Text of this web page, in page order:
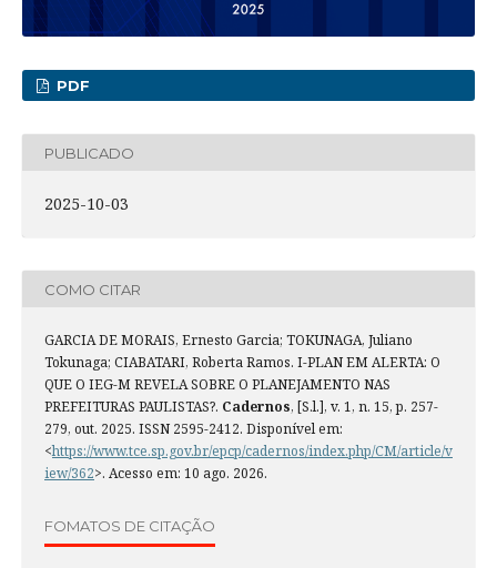
PDF
PUBLICADO
2025-10-03
COMO CITAR
GARCIA DE MORAIS, Ernesto Garcia; TOKUNAGA, Juliano
Tokunaga; CIABATARI, Roberta Ramos. I-PLAN EM ALERTA: O
QUE O IEG-M REVELA SOBRE O PLANEJAMENTO NAS
PREFEITURAS PAULISTAS?. Cadernos, [S.l.], v. 1, n. 15, p. 257-
279, out. 2025. ISSN 2595-2412. Disponível em:
<https://www.tce.sp.gov.br/epcp/cadernos/index.php/CM/article/v
iew/362>. Acesso em: 10 ago. 2026.
FOMATOS DE CITAÇÃO